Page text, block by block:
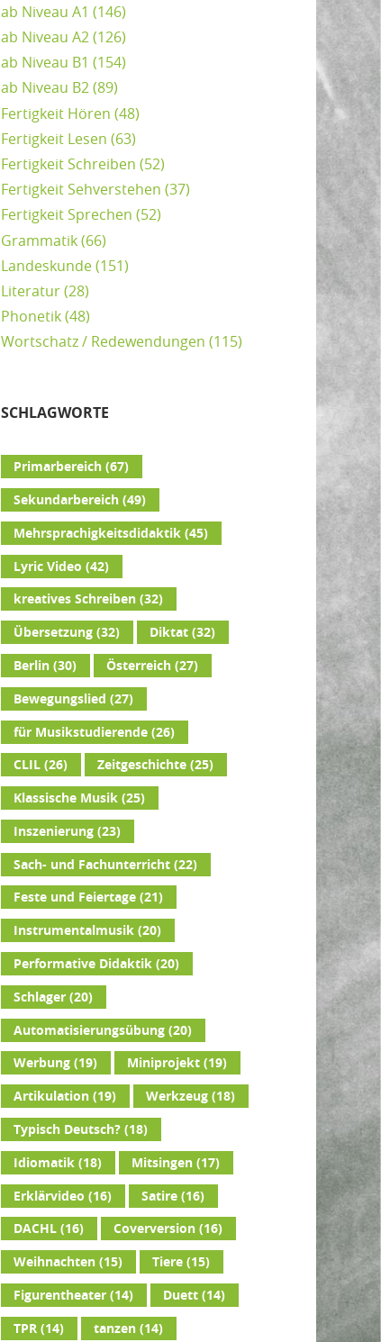
ab Niveau A1 (146)
ab Niveau A2(126)
ab Niveau B1 (154)
ab Niveau B2(89)
Fertigkeit Hören (48)
Fertigkeit Lesen (63)
Fertigkeit Schreiben (52)
Fertigkeit Sehverstehen (37)
Fertigkeit Sprechen (52)
Grammatik(66)
Landeskunde(151)
Literatur(28)
Phonetik(48)
Wortschatz / Redewendungen (115)
SCHLAGWORTE
Primarbereich (67)
Sekundarbereich (49)
Mehrsprachigkeitsdidaktik (45)
Lyric Video (42)
kreatives Schreiben (32)
Übersetzung (32) Diktat (32)
Berlin (30) Österreich (27)
Bewegungslied (27)
für Musikstudierende (26)
CLIL (26) Zeitgeschichte (25)
Klassische Musik (25)
Inszenierung (23)
Sach- und Fachunterricht (22)
Feste und Feiertage (21)
Instrumentalmusik (20)
Performative Didaktik (20)
Schlager (20)
Automatisierungsübung (20)
Werbung (19) Miniprojekt (19)
Artikulation (19) Werkzeug (18)
Typisch Deutsch? (18)
Idiomatik (18) Mitsingen (17)
Erklärvideo (16) Satire (16)
DACHL (16) Coverversion (16)
Weihnachten (15) Tiere (15)
Figurentheater (14) Duett (14)
TPR (14) tanzen (14)